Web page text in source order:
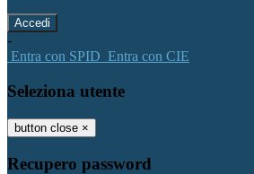
-
Entra con SPID Entra con CIE
Seleziona utente
button close ×
Recupero password